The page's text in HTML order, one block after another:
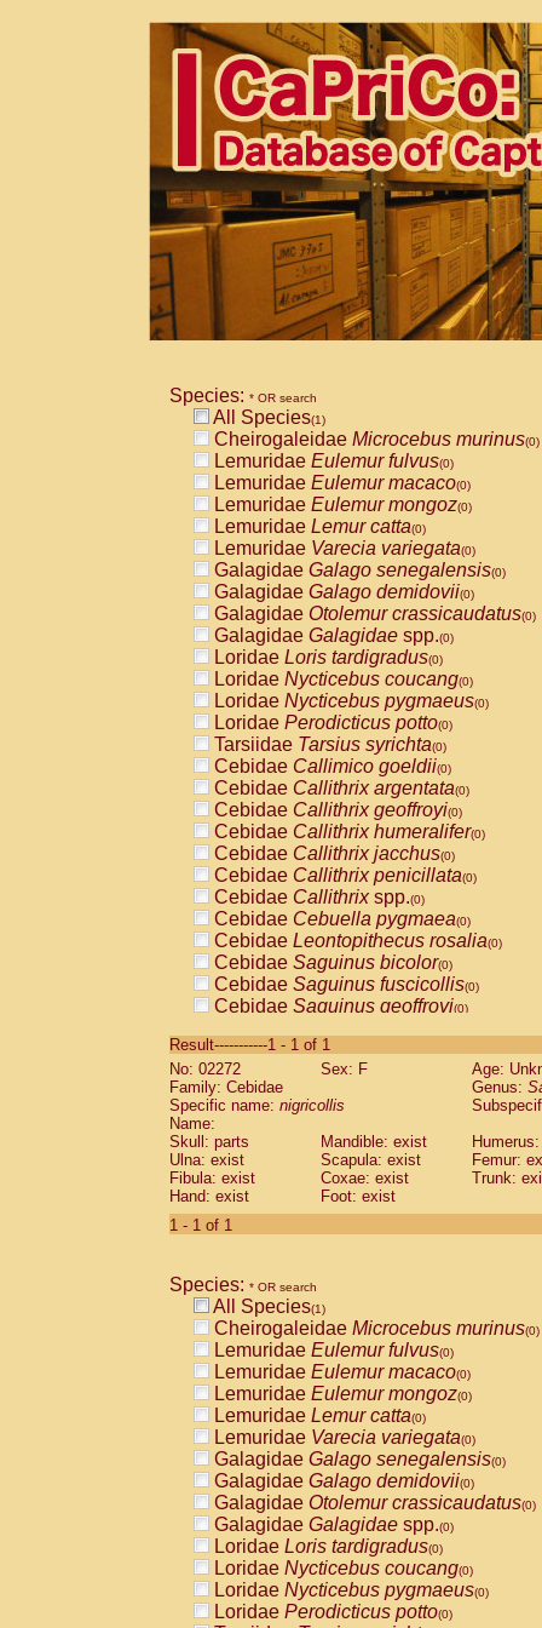
Species: * OR search
All Species(1)
Cheirogaleidae Microcebus murinus(0)
Lemuridae Eulemur fulvus(0)
Lemuridae Eulemur macaco(0)
Lemuridae Eulemur mongoz(0)
Lemuridae Lemur catta(0)
Lemuridae Varecia variegata(0)
Galagidae Galago senegalensis(0)
Galagidae Galago demidovii(0)
Galagidae Otolemur crassicaudatus(0)
Galagidae Galagidae spp.(0)
Loridae Loris tardigradus(0)
Loridae Nycticebus coucang(0)
Loridae Nycticebus pygmaeus(0)
Loridae Perodicticus potto(0)
Tarsiidae Tarsius syrichta(0)
Cebidae Callimico goeldii(0)
Cebidae Callithrix argentata(0)
Cebidae Callithrix geoffroyi(0)
Cebidae Callithrix humeralifer(0)
Cebidae Callithrix jacchus(0)
Cebidae Callithrix penicillata(0)
Cebidae Callithrixspp.(0)
Cebidae Cebuella pygmaea(0)
Cebidae Leontopithecus rosalia(0)
Cebidae Saguinus bicolor(0)
Cebidae Saguinus fuscicollis(0)
Cebidae Saguinus geoffroyi(0)
CebidaeSaguinus labiatus(0)
Cebidae Saguinus leucopus (0)
Cebidae
CebidaeSaguinus mystax
Cebidae Saguinus nigricollis (1)
Cebidae Saguinus oedipus
Cebidae Saguinus weddelli
Cebidae Saguinusspp.
Cebidae
CebidaeCebus capucinus
CebidaeCebus nigrivittatus
CebidaeCebus spp.(0)
CebidaeSaimiri boliviensis(0)
CebidaeSaimiri sciureus(0)
AtelidaeAlouatta caraya(0)
AtelidaeAlouatta fusca(0)
AtelidaeAlouatta seniculus(0)
AtelidaeAlouattaspp.(0)
AtelidaeAteles belzebuth(0)
AtelidaeAteles geoffroyi(0)
AtelidaeAteles paniscus(0)
AtelidaeAtelesspp.(0)
AtelidaeLagothrix lagothricha(0)
AtelidaeLagothrix lagothricha cana
PitheciidaeCacajao calvus
Result-----------1 - 1 of 1
No: 02272
Sex: F
Age:
Family: Cebidae
Genus:
Specific name: nigricollis
Name:
Skull: parts
Mandible: exist
Ulna: exist
Scapula: exist
Femur:
Fibula: exist
Coxae: exist
Trunk:
Hand: exist
Foot: exist
1 - 1 of 1
Species: * OR search
All Species(1)
Cheirogaleidae Microcebus murinus(0)
Lemuridae Eulemur fulvus(0)
Lemuridae Eulemur macaco(0)
Lemuridae Eulemur mongoz(0)
Lemuridae Lemur catta(0)
Lemuridae Varecia variegata(0)
Galagidae Galago senegalensis(0)
Galagidae Galago demidovii(0)
Galagidae Otolemur crassicaudatus(0)
Galagidae Galagidae spp.(0)
Loridae Loris tardigradus(0)
Loridae Nycticebus coucang(0)
Loridae Nycticebus pygmaeus(0)
Loridae Perodicticus potto(0)